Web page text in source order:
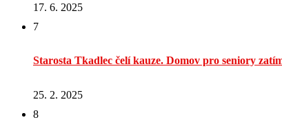
17. 6. 2025
7
Starosta Tkadlec čelí kauze. Domov pro seniory
25. 2. 2025
8